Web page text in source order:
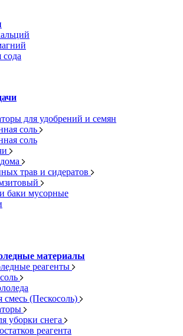
сода
для удобрений и семян
соль
соль
трав и сидератов
баки мусорные
материалы
реагенты
смесь (Пескосоль)
уборки снега
реагента